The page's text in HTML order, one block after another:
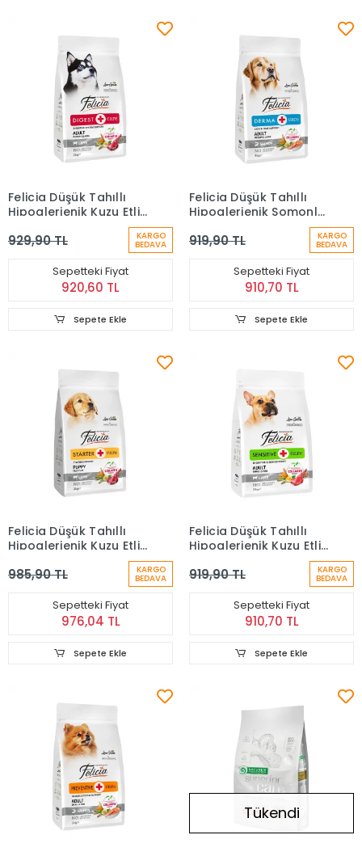
Felicia Düşük Tahıllı
Hipoalerjenik Kuzu Etli
Yetişkin Köpek Maması
929,90 TL KARGO
BEDAVA
Sepetteki Fiyat
920,60 TL
Sepete Ekle
Felicia Düşük Tahıllı
Hipoalerjenik Somonlu
Yetişkin Köpek Maması
919,90 TL KARGO
BEDAVA
Sepetteki Fiyat
910,70 TL
Sepete Ekle
Felicia Düşük Tahıllı
Hipoalerjenik Kuzu Etli
Küçük Irk Yavru Köpek
Maması 3 Kg
985,90 TL KARGO
BEDAVA
Sepetteki Fiyat
976,04 TL
Sepete Ekle
Felicia Düşük Tahıllı
Hipoalerjenik Kuzu Etli
Köpek Maması 3 Kg
919,90 TL KARGO
BEDAVA
Sepetteki Fiyat
910,70 TL
Sepete Ekle
Tükendi